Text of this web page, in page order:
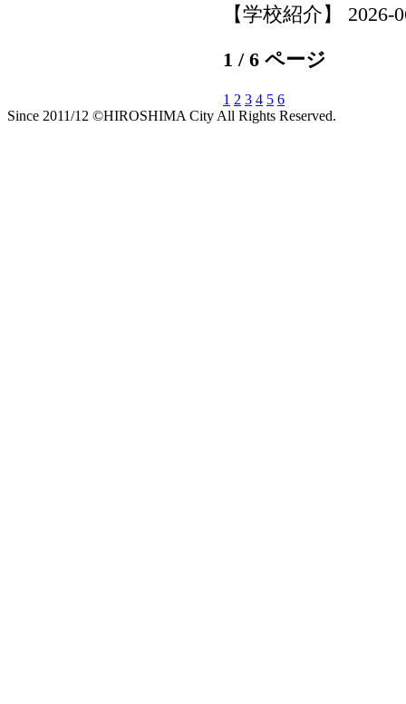
【学校紹介】 2026-
1 / 6 ページ
1 2 3 4 5 6
Since 2011/12 ©HIROSHIMA City All Rights Reserved.